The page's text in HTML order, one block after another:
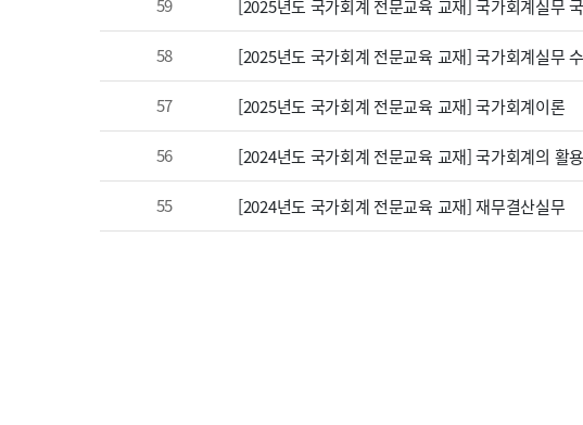
59 [2025년도 국가회계 전문교육 교재] 국가회계실무 국
58 [2025년도 국가회계 전문교육 교재] 국가회계실무
57 [2025년도 국가회계 전문교육 교재] 국가회계이론
56 [2024년도 국가회계 전문교육 교재] 국가회계의 활용
55 [2024년도 국가회계 전문교육 교재] 재무결산실무